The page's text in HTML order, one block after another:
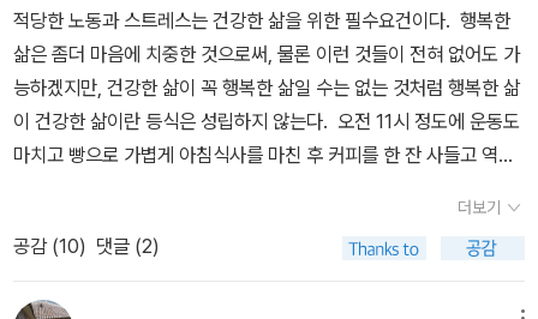
점을 비판하고 있는 수작이다. 이미 실업문제는 한국뿐만 아니라 전
세계적으로 간과할 수 없는 이슈가 되었다. 이에 대해 시모네 또한 절
대 희망적일 수 없는 현실을 비판하고 있다. 이렇게 이 책에서 시오노
나나미와 시모네가 나눈 대화 속에는 세대차를 극복하고 서로 공감하
는 명작들이 속속 등장한다. 수십 년의 세월이 지나도 그 빛이 퇴색되
서 겨울로 넘어가는 이 계절, 시오노 모자가 추천하는 영화를 보면서
잠시 일상의 무게를 내려놓고 꿈꿀 수 있는 시간을 가지면 어떨까.
낚시에 제대로 걸린 느낌이다.그래도 책 전반에 걸친 모자간의 대화
가 아주 수준미달은 아니니 영화, 특히 올드영화에 관심 많은 분들은
일독해도 그리 나쁘지 않으리라. 하지만 나처럼 시오노 나나미의 글
을 읽고 싶어 이 책을선택한 분들이라면 조금은 실망을 할지도 모르
겠다.
고, 그중에서 로마의 휴일은 여러 번 봤다. (로마의 휴일을 좋아하는
팬들은 정말 많을 것이다)이런, 표지 이야기만 하다가 날 새겠다.본문
은 총 31개의 꼭지로 이루어져 있다.340페이지의 분량인 것을 감안
한다면, 각각의 꼭지에서 다루는 내용이 그다지 많지 않다는 것을 짐
작할 수 있다. 하지만, 각 꼭지들은 여러가지 의미에서 다른 꼭지들과
테고리로 나누어 이 책을 정리해 봤다.이탈리아 영화 · 미국 영화 · 일
본 영화 · 독일영화시오노 나나미의 아들 안토니오 시모네는 이탈리
아인이다. 이탈리아인으로서 외국인에게 소개해주고 싶은영화가 10
적당한 노동과 스트레스는 건강한 삶을 위한 필수요건이다. 행복한
삶은 좀더 마음에 치중한 것으로써, 물론 이런 것들이 전혀 없어도 가
능하겠지만, 건강한 삶이 꼭 행복한 삶일 수는 없는 것처럼 행복한 삶
이 건강한 삶이란 등식은 성립하지 않는다. 오전 11시 정도에 운동도
마치고 빵으로 가볍게 아침식사를 마친 후 커피를 한 잔 사들고 역시
보낸 후 일요일을 보내는 가장 멋진 방법들 중 하나이다. 예전에 자계
서를 엄청나가 읽던 시절이 있었다. 목마른 사람이 물을 구하게 마련
이라서 역시 그 시기는 꽤나 힘들게 지나난 5년의 초입이었는데, 그
더보기
공감 (10) 댓글 (2)